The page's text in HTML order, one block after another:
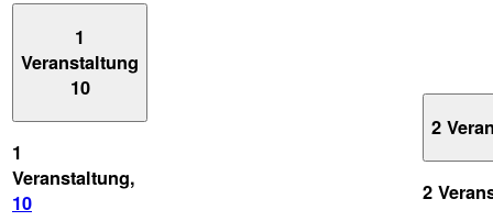
1
Veranstaltung
10
1
Veranstaltung,
10
2
2